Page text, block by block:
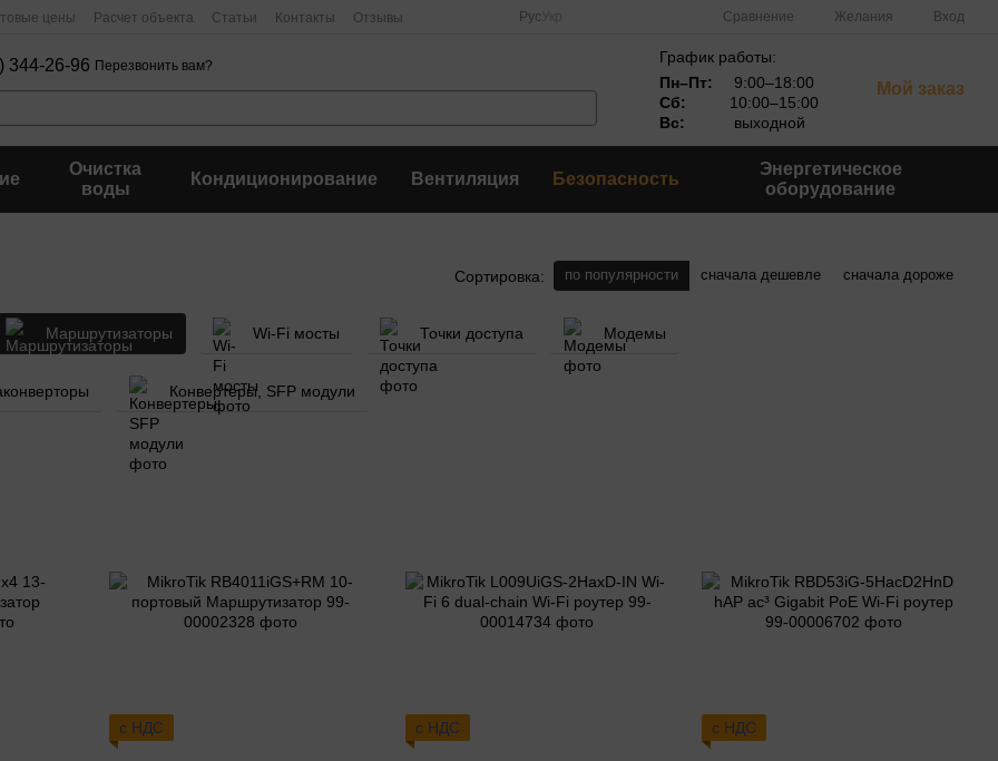
цены Расчет объекта Статьи Контакты Отзывы Рус Сравнение Желания Вход
344-26-96 Перезвонить вам?
График работы:
Пн–Пт:
9:00–18:00
Сб:
10:00–15:00
Вс:
выходной
Мой заказ
Очистка
воды
Кондиционирование Вентиляция Безопасность
Энергетическое
оборудование
Сортировка: по популярности сначала дешевле сначала дороже
Маршрутизаторы Wi-Fi мосты Точки доступа Модемы
Конвертеры, SFP модули
с НДС с НДС с НДС